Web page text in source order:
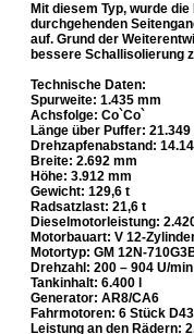
Mit diesem Typ, wurde
durchgehenden
auf. Grund der
bessere Schallisolierung
Technische Daten:
Spurweite: 1.435 mm
Achsfolge: Co`Co`
Länge über Puffer: 21.349
Drehzapfenabstand:
Breite: 2.692 mm
Höhe: 3.912 mm
Gewicht: 129,6 t
Radsatzlast: 21,6 t
Dieselmotorleistung:
Motorbauart: V 12-
Motortyp: GM 12N-
Drehzahl: 200 – 904 U/min
Tankinhalt: 6.400 l
Generator: AR8/CA6
Fahrmotoren: 6 Stück
Leistung an den Rädern: